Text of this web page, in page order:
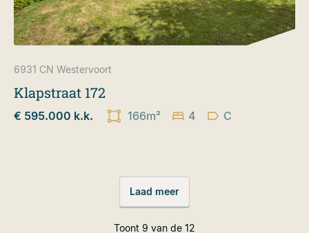
6931 CN Westervoort
Klapstraat 172
€ 595.000 k.k. 166m² 4 C
Laad meer
Toont 9 van de 12